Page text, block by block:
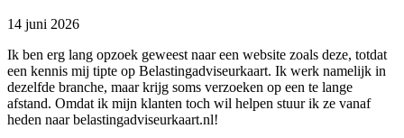
14 juni 2026
Ik ben erg lang opzoek geweest naar een website zoals deze, totdat
een kennis mij tipte op Belastingadviseurkaart. Ik werk namelijk in
dezelfde branche, maar krijg soms verzoeken op een te lange
afstand. Omdat ik mijn klanten toch wil helpen stuur ik ze vanaf
heden naar belastingadviseurkaart.nl!